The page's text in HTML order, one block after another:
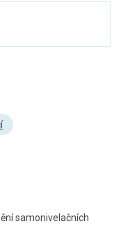
samonivelačních